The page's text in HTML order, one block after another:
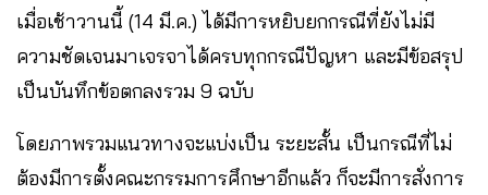
เมื่อเช้าวานนี้ (14 มี.ค.) ได้มีการหยิบยกกรณีที่ยังไม่มี
ความชัดเจนมาเจรจาได้ครบทุกกรณีปัญหา และมีข้อสรุป
เป็นบันทึกข้อตกลงรวม 9 ฉบับ
โดยภาพรวมแนวทางจะแบ่งเป็น ระยะสั้น เป็นกรณีที่ไม่
ต้องมีการตั้งคณะกรรมการศึกษาอีกแล้ว ก็จะมีการสั่งการ